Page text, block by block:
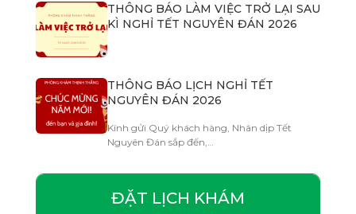
THÔNG BÁO LÀM VIỆC TRỞ LẠI SAU
KÌ NGHỈ TẾT NGUYÊN ĐÁN 2026
THÔNG BÁO LỊCH NGHỈ TẾT
NGUYÊN ĐÁN 2026
Kính gửi Quý khách hàng, Nhân dịp Tết
Nguyên Đán sắp đến,…
ĐẶT LỊCH KHÁM